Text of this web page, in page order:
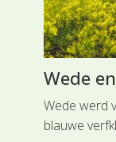
Wede
Wede werd
blauwe